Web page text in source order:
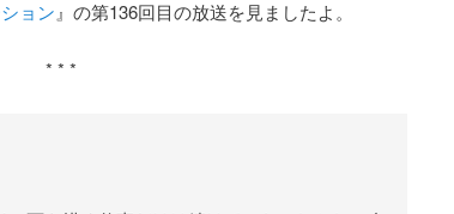
ョン 』の第136回目の放送を見ましたよ。
* * *